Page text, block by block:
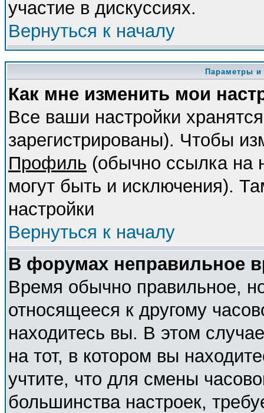
участие в дискуссиях.
Вернуться к началу
Параметры и
Как мне изменить мои
Все ваши настройки
зарегистрированы). Чтобы
Профиль (обычно ссылка на
могут быть и исключения).
настройки
Вернуться к началу
В форумах неправильное
Время обычно правильное,
относящееся к другому
находитесь вы. В этом
на тот, в котором вы
учтите, что для смены
большинства настроек,